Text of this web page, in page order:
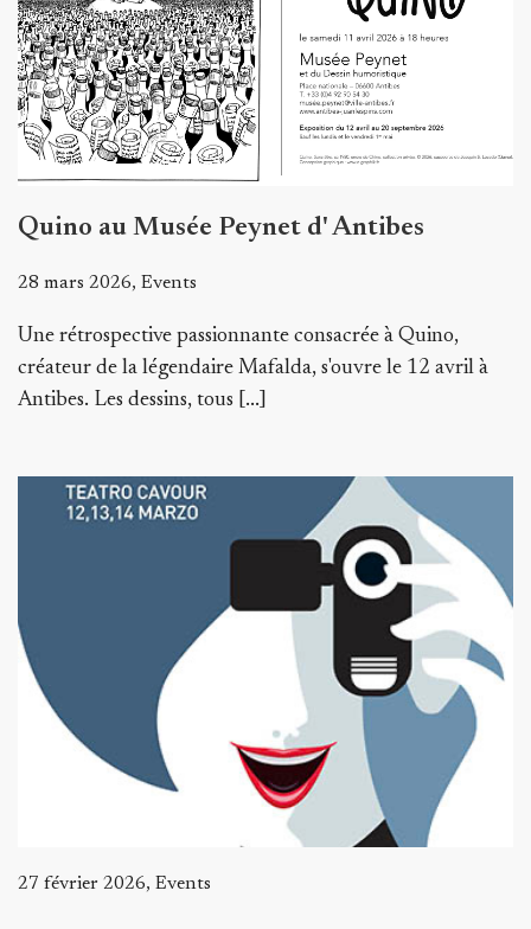
Quino au Musée Peynet d' Antibes
28 mars 2026, Events
Une rétrospective passionnante consacrée à Quino,
créateur de la légendaire Mafalda, s'ouvre le 12 avril à
Antibes. Les dessins, tous [...]
27 février 2026, Events